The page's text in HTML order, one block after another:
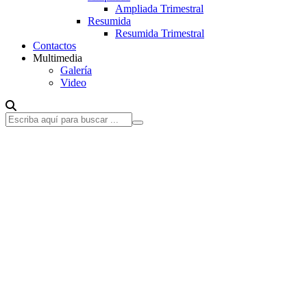
Ampliada Trimestral
Resumida
Resumida Trimestral
Contactos
Multimedia
Galería
Video